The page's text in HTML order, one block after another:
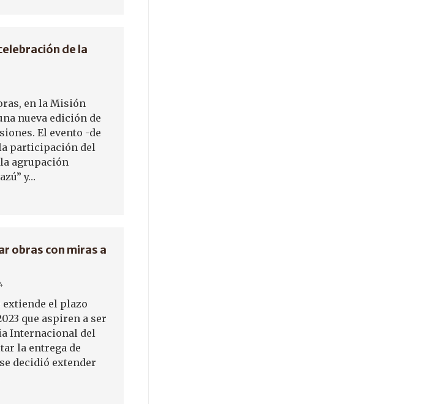
de la
en la Misión
nueva edición de
El evento -de
participación del
agrupación
y…
obras con miras a
extiende el plazo
que aspiren a ser
Internacional del
la entrega de
decidió extender